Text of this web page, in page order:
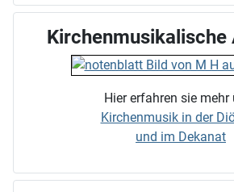
Kirchenmusikalische
Hier erfahren sie mehr
Kirchenmusik in der
und im Dekanat